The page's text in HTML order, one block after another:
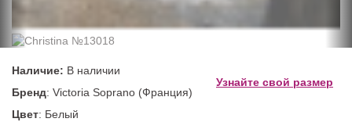
Наличие: В наличии
Бренд: Victoria Soprano (Франция)
Цвет: Белый
Узнайте свой размер